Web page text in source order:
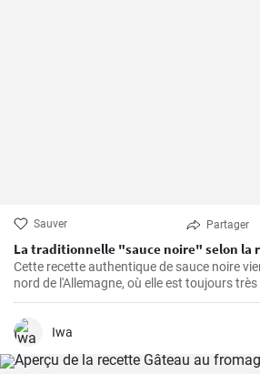
Sauver Partager
La traditionnelle "sauce noire" selon la
Cette recette authentique de sauce noire
nord de l'Allemagne, où elle est toujours
j'adorais regarder ma grand-mère dans la
bouillon de viande riche et savoureux. La
avec des épices et servie dans une sauce
maison de ma grand-mère.
Iwa